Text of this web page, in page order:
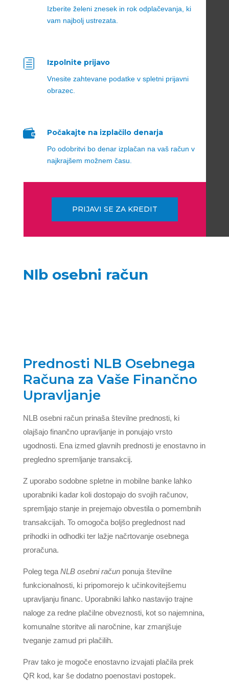
Izberite želeni znesek in rok odplačevanja, ki
vam najbolj ustrezata.
h Izpolnite prijavo
Vnesite zahtevane podatke v spletni prijavni
obrazec.
 Počakajte na izplačilo denarja
Po odobritvi bo denar izplačan na vaš račun v
najkrajšem možnem času.
PRIJAVI SE ZA KREDIT
Nlb osebni račun
Prednosti NLB Osebnega
Računa za Vaše Finančno
Upravljanje
NLB osebni račun prinaša številne prednosti, ki
olajšajo finančno upravljanje in ponujajo vrsto
ugodnosti. Ena izmed glavnih prednosti je enostavno in
pregledno spremljanje transakcij.
Z uporabo sodobne spletne in mobilne banke lahko
uporabniki kadar koli dostopajo do svojih računov,
spremljajo stanje in prejemajo obvestila o pomembnih
transakcijah. To omogoča boljšo preglednost nad
prihodki in odhodki ter lažje načrtovanje osebnega
proračuna.
Poleg tega NLB osebni računponuja številne
funkcionalnosti, ki pripomorejo k učinkovitejšemu
upravljanju financ. Uporabniki lahko nastavijo trajne
naloge za redne plačilne obveznosti, kot so najemnina,
komunalne storitve ali naročnine, kar zmanjšuje
tveganje zamud pri plačilih.
Prav tako je mogoče enostavno izvajati plačila prek
QR kod, kar še dodatno poenostavi postopek.